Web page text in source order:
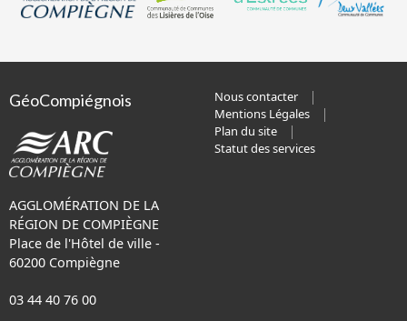
GéoCompiégnois
AGGLOMÉRATION DE LA
RÉGION DE COMPIÈGNE
Place de l'Hôtel de ville -
60200 Compiègne
03 44 40 76 00
Nous contacter
Mentions Légales
Plan du site
Statut des services